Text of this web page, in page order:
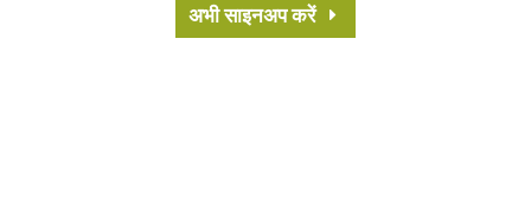
अभी साइनअप करें